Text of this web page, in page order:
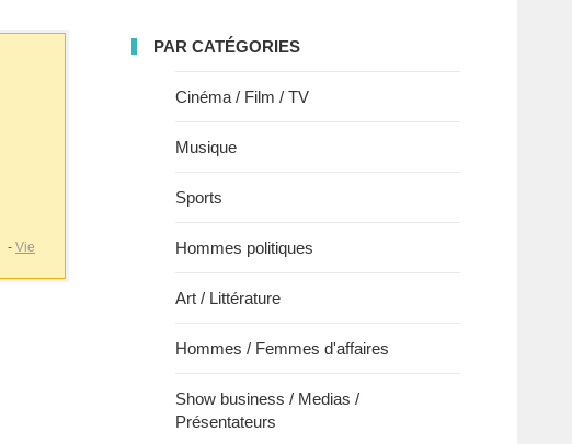
- Vie
PAR CATÉGORIES
Cinéma / Film / TV
Musique
Sports
Hommes politiques
Art / Littérature
Hommes / Femmes d'affaires
Show business / Medias /
Présentateurs